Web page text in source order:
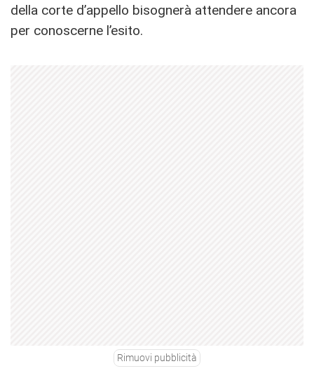
della corte d’appello bisognerà attendere ancora
per conoscerne l’esito.
Rimuovi pubblicità